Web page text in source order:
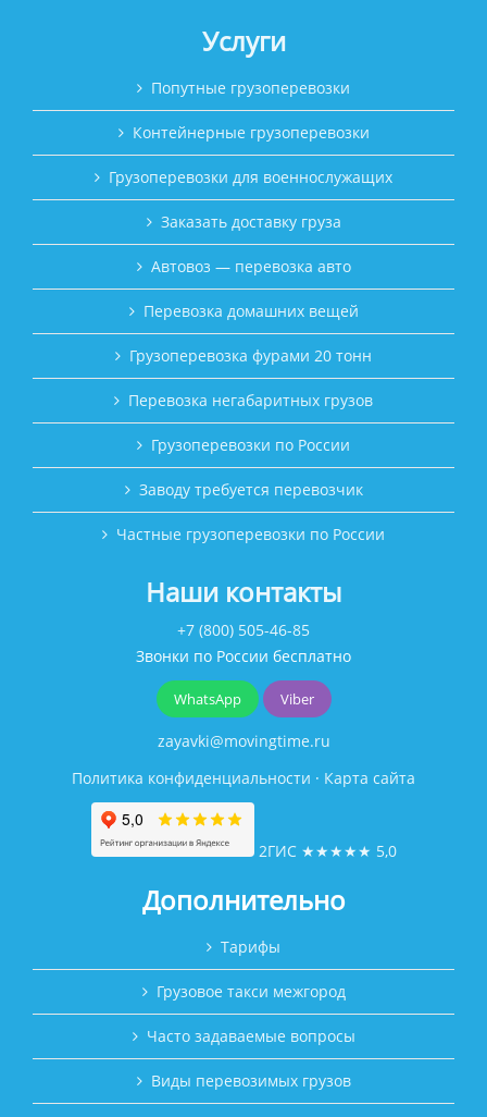
Услуги
Попутные грузоперевозки
Контейнерные грузоперевозки
Грузоперевозки для военнослужащих
Заказать доставку груза
Автовоз — перевозка авто
Перевозка домашних вещей
Грузоперевозка фурами 20 тонн
Перевозка негабаритных грузов
Грузоперевозки по России
Заводу требуется перевозчик
Частные грузоперевозки по России
Наши контакты
+7 (800) 505-46-85
Звонки по России бесплатно
WhatsApp Viber
zayavki@movingtime.ru
Политика конфиденциальности · Карта сайта
2ГИС ★★★★★ 5,0
Дополнительно
Тарифы
Грузовое такси межгород
Часто задаваемые вопросы
Виды перевозимых грузов